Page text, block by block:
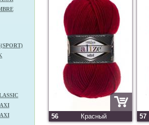
56 Красный 57